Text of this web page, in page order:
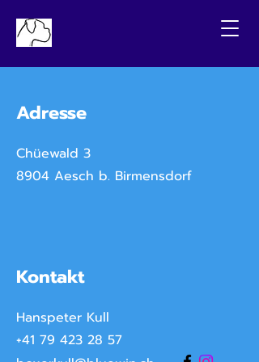
Adresse
Chüewald 3
8904 Aesch b. Birmensdorf
Kontakt
Hanspeter Kull
+41 79 423 28 57